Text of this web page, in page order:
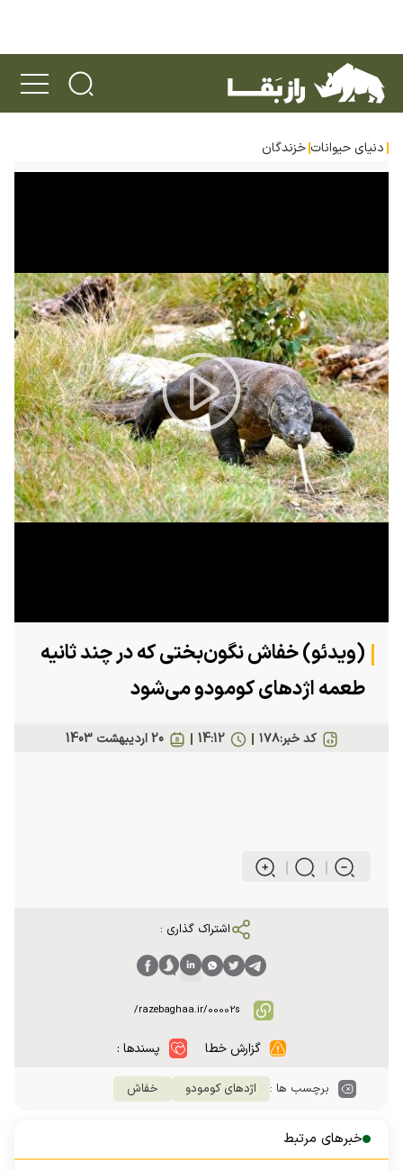
دنیای حیوانات خزندگان
Play
Video
(ویدئو) خفاش نگون‌بختی که در چند ثانیه
طعمه اژد‌های کومودو می‌شود
کد خبر:۱۷۸ 20 ارديبهشت 1403 14:12
اشتراک گذاری :
گزارش خطا پسندها :
برچسب ها : اژدهای کومودو خفاش
خبرهای مرتبط